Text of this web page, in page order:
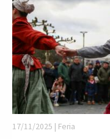
17/11/2025 | Feria